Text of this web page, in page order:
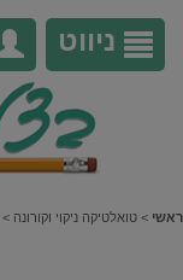
ניווט
ראשי > טואלטיקה ניקוי וקורונה >